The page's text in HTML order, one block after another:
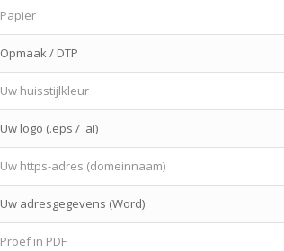
Papier
Opmaak / DTP
Uw huisstijlkleur
Uw logo (.eps / .ai)
Uw https-adres (domeinnaam)
Uw adresgegevens (Word)
Proef in PDF